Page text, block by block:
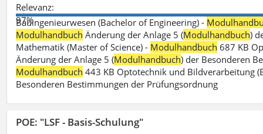
Relevanz:
97%
Bauingenieurwesen (Bachelor of Engineering) -
Modulhandbuch Änderung der Anlage 5 (Modulhandbuch)
Mathematik (Master of Science) - Modulhandbuch 687 KB
Änderung der Anlage 5 (Modulhandbuch) der Besonderen
Modulhandbuch 443 KB Optotechnik und Bildverarbeitung
Besonderen Bestimmungen der Prüfungsordnung
POE: "LSF - Basis-Schulung"